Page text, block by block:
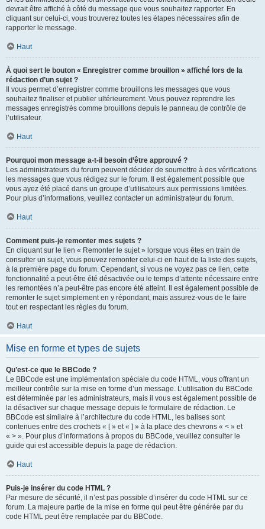
devrait être affiché à côté du message que vous souhaitez rapporter. En
cliquant sur celui-ci, vous trouverez toutes les étapes nécessaires afin de
rapporter le message.
Haut
À quoi sert le bouton « Enregistrer comme brouillon » affiché lors de la
rédaction d’un sujet ?
Il vous permet d’enregistrer comme brouillons les messages que vous
souhaitez finaliser et publier ultérieurement. Vous pouvez reprendre les
messages enregistrés comme brouillons depuis le panneau de contrôle de
l’utilisateur.
Haut
Pourquoi mon message a-t-il besoin d’être approuvé ?
Les administrateurs du forum peuvent décider de soumettre à des vérifications
les messages que vous rédigez sur le forum. Il est également possible que
vous ayez été placé dans un groupe d’utilisateurs aux permissions limitées.
Pour plus d’informations, veuillez contacter un administrateur du forum.
Haut
Comment puis-je remonter mes sujets ?
En cliquant sur le lien « Remonter le sujet » lorsque vous êtes en train de
consulter un sujet, vous pouvez remonter celui-ci en haut de la liste des sujets,
à la première page du forum. Cependant, si vous ne voyez pas ce lien, cette
fonctionnalité a peut-être été désactivée ou le temps d’attente nécessaire entre
les remontées n’a peut-être pas encore été atteint. Il est également possible de
remonter le sujet simplement en y répondant, mais assurez-vous de le faire
tout en respectant les règles du forum.
Haut
Mise en forme et types de sujets
Qu’est-ce que le BBCode ?
Le BBCode est une implémentation spéciale du code HTML, vous offrant un
meilleur contrôle sur la mise en forme d’un message. L’utilisation du BBCode
est déterminée par les administrateurs, mais il vous est également possible de
la désactiver sur chaque message depuis le formulaire de rédaction. Le
BBCode est similaire à l’architecture du code HTML, les balises sont
contenues entre des crochets « [ » et « ] » à la place des chevrons « < » et
« > ». Pour plus d’informations à propos du BBCode, veuillez consulter le
guide qui est accessible depuis la page de rédaction.
Haut
Puis-je insérer du code HTML ?
Par mesure de sécurité, il n’est pas possible d’insérer du code HTML sur ce
forum. La majeure partie de la mise en forme qui peut être générée par du
code HTML peut être remplacée par du BBCode.